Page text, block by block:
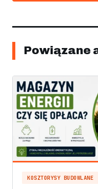
Powiązane
KOSZTORYSY BUDOWLANE